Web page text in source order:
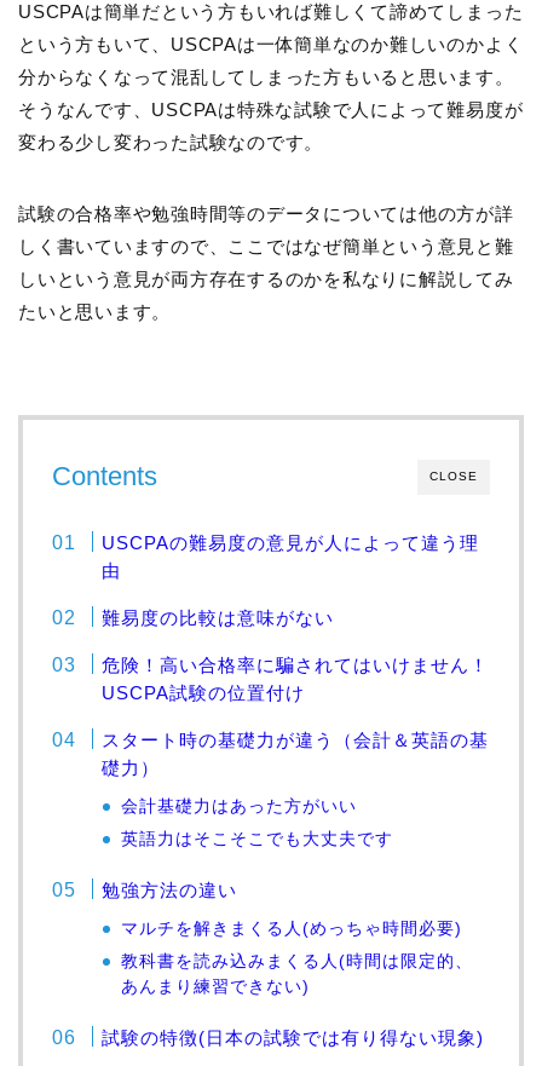
USCPAは簡単だという方もいれば難しくて諦めてしまった
という方もいて、USCPAは一体簡単なのか難しいのかよく
分からなくなって混乱してしまった方もいると思います。
そうなんです、USCPAは特殊な試験で人によって難易度が
変わる少し変わった試験なのです。
試験の合格率や勉強時間等のデータについては他の方が詳
しく書いていますので、ここではなぜ簡単という意見と難
しいという意見が両方存在するのかを私なりに解説してみ
たいと思います。
CLOSE
Contents
USCPAの難易度の意見が人によって違う理
由
難易度の比較は意味がない
危険！高い合格率に騙されてはいけません！
USCPA試験の位置付け
スタート時の基礎力が違う（会計＆英語の基
礎力）
会計基礎力はあった方がいい
英語力はそこそこでも大丈夫です
勉強方法の違い
マルチを解きまくる人(めっちゃ時間必要)
教科書を読み込みまくる人(時間は限定的、
あんまり練習できない)
試験の特徴(日本の試験では有り得ない現象)